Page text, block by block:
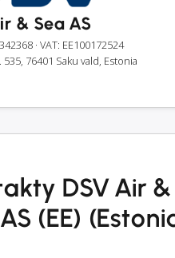
& Sea AS
· VAT: EE100172524
76401 Saku vald, Estonia
DSV Air &
(EE)